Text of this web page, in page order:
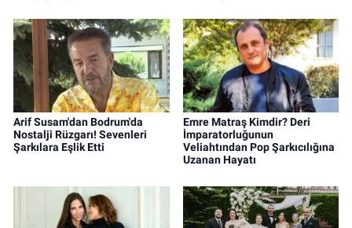
Arif Susam'dan Bodrum'da
Nostalji Rüzgarı! Sevenleri
Şarkılara Eşlik Etti
Emre Matraş Kimdir? Deri
İmparatorluğunun
Veliahtından Pop Şarkıcılığına
Uzanan Hayatı